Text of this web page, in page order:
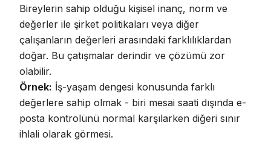
Bireylerin sahip olduğu kişisel inanç, norm ve
değerler ile şirket politikaları veya diğer
çalışanların değerleri arasındaki farklılıklardan
doğar. Bu çatışmalar derindir ve çözümü zor
olabilir.
Örnek: İş-yaşam dengesi konusunda farklı
değerlere sahip olmak - biri mesai saati dışında e-
posta kontrolünü normal karşılarken diğeri sınır
ihlali olarak görmesi.